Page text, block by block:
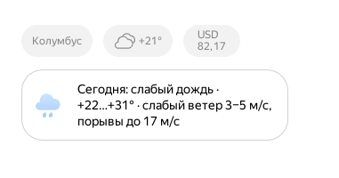
Колумбус +21°
Курсы ЦБ
РФ
USD
82,17
Сегодня: слабый дождь ·
+22⁠…⁠+31⁠° · слабый ветер 3⁠–⁠5 м⁠/⁠с,
порывы до 17 м⁠/⁠с